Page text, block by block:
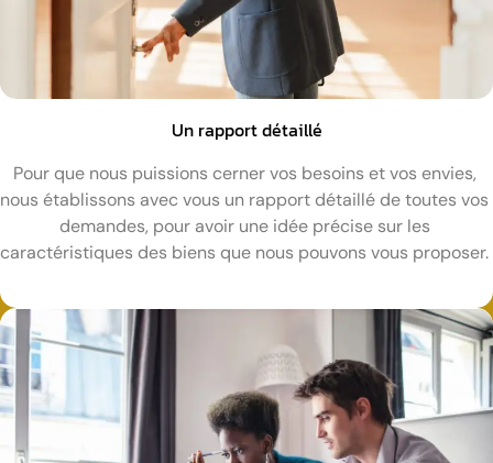
Un rapport détaillé
Pour que nous puissions cerner vos besoins et vos envies,
nous établissons avec vous un rapport détaillé de toutes vos
demandes, pour avoir une idée précise sur les
caractéristiques des biens que nous pouvons vous proposer.